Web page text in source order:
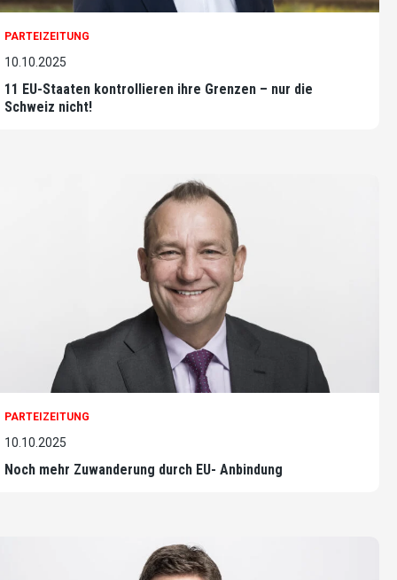
PARTEIZEITUNG
10.10.2025
11 EU-Staaten kontrollieren ihre Grenzen – nur die
Schweiz nicht!
PARTEIZEITUNG
10.10.2025
Noch mehr Zuwanderung durch EU- Anbindung